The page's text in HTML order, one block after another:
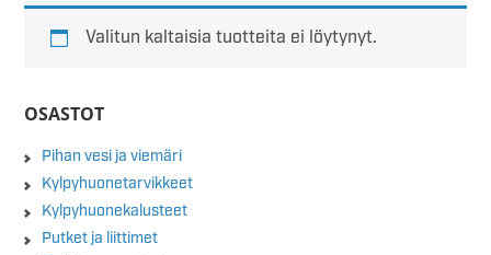
Valitun kaltaisia tuotteita ei löytynyt.
OSASTOT
Pihan vesi ja viemäri
Kylpyhuonetarvikkeet
Kylpyhuonekalusteet
Putket ja liittimet